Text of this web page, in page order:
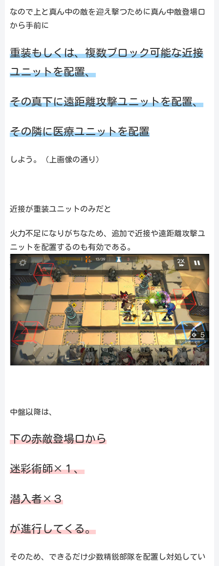
なので上と真ん中の敵を迎え撃つために真ん中敵登場口
から手前に
重装もしくは、複数ブロック可能な近接
ユニットを配置、
その真下に遠距離攻撃ユニットを配置、
その隣に医療ユニットを配置
しよう。（上画像の通り）
近接が重装ユニットのみだと
火力不足になりがちなため、追加で近接や遠距離攻撃ユ
ニットを配置するのも有効である。
中盤以降は、
下の赤敵登場口から
迷彩術師×１、
潜入者×３
が進行してくる。
そのため、できるだけ少数精鋭部隊を配置し対処してい